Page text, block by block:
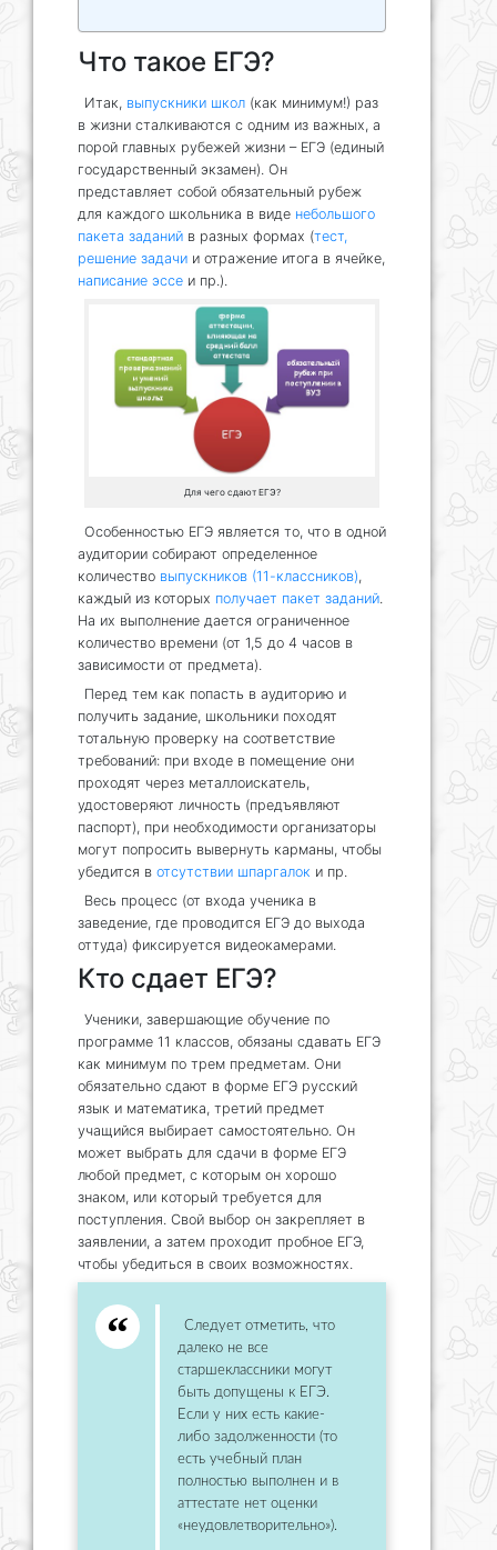
Что такое ЕГЭ?
Итак, выпускники школ (как минимум!) раз
в жизни сталкиваются с одним из важных, а
порой главных рубежей жизни – ЕГЭ (единый
государственный экзамен). Он
представляет собой обязательный рубеж
для каждого школьника в виде небольшого
пакета заданий в разных формах (тест,
решение задачи и отражение итога в ячейке,
написание эссе и пр.).
Для чего сдают ЕГЭ?
Особенностью ЕГЭ является то, что в одной
аудитории собирают определенное
количество выпускников (11-классников),
каждый из которых получает пакет заданий.
На их выполнение дается ограниченное
количество времени (от 1,5 до 4 часов в
зависимости от предмета).
Перед тем как попасть в аудиторию и
получить задание, школьники походят
тотальную проверку на соответствие
требований: при входе в помещение они
проходят через металлоискатель,
удостоверяют личность (предъявляют
паспорт), при необходимости организаторы
могут попросить вывернуть карманы, чтобы
убедится в отсутствии шпаргалок и пр.
Весь процесс (от входа ученика в
заведение, где проводится ЕГЭ до выхода
оттуда) фиксируется видеокамерами.
Кто сдает ЕГЭ?
Ученики, завершающие обучение по
программе 11 классов, обязаны сдавать ЕГЭ
как минимум по трем предметам. Они
обязательно сдают в форме ЕГЭ русский
язык и математика, третий предмет
учащийся выбирает самостоятельно. Он
может выбрать для сдачи в форме ЕГЭ
любой предмет, с которым он хорошо
знаком, или который требуется для
поступления. Свой выбор он закрепляет в
заявлении, а затем проходит пробное ЕГЭ,
чтобы убедиться в своих возможностях.
Следует отметить, что
далеко не все
старшеклассники могут
быть допущены к ЕГЭ.
Если у них есть какие-
либо задолженности (то
есть учебный план
полностью выполнен и в
аттестате нет оценки
«неудовлетворительно»).